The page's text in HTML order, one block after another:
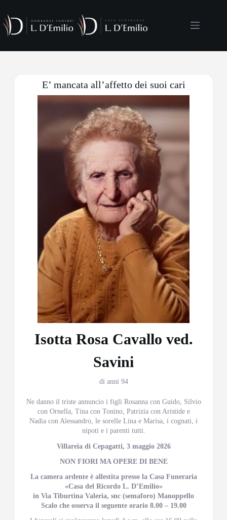
E’ mancata all’affetto dei suoi cari
Isotta Rosa Cavallo ved.
Savini
di anni 94
Ne danno il triste annuncio i figli Rosanna con Guido, Silvio
con Ornella, Tina con Tonino, Patrizia con Aristide e
Nadia con Alessandro, le sorelle Lina e Marisa, i cognati, i
nipoti e i parenti tutti.
Villareia di Cepagatti, 3 maggio 2026
NON FIORI MA OPERE DI BENE
La camera ardente è allestita presso la Casa Funeraria
«Casa del Ricordo L. D’Emilio»
in Via Tiburtina Valeria, snc (semaforo) Manoppello
Scalo che osserva il seguente orario 8.00 – 19.00